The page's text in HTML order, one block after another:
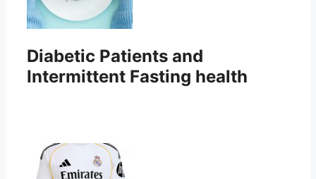
Diabetic Patients and
Intermittent Fasting health